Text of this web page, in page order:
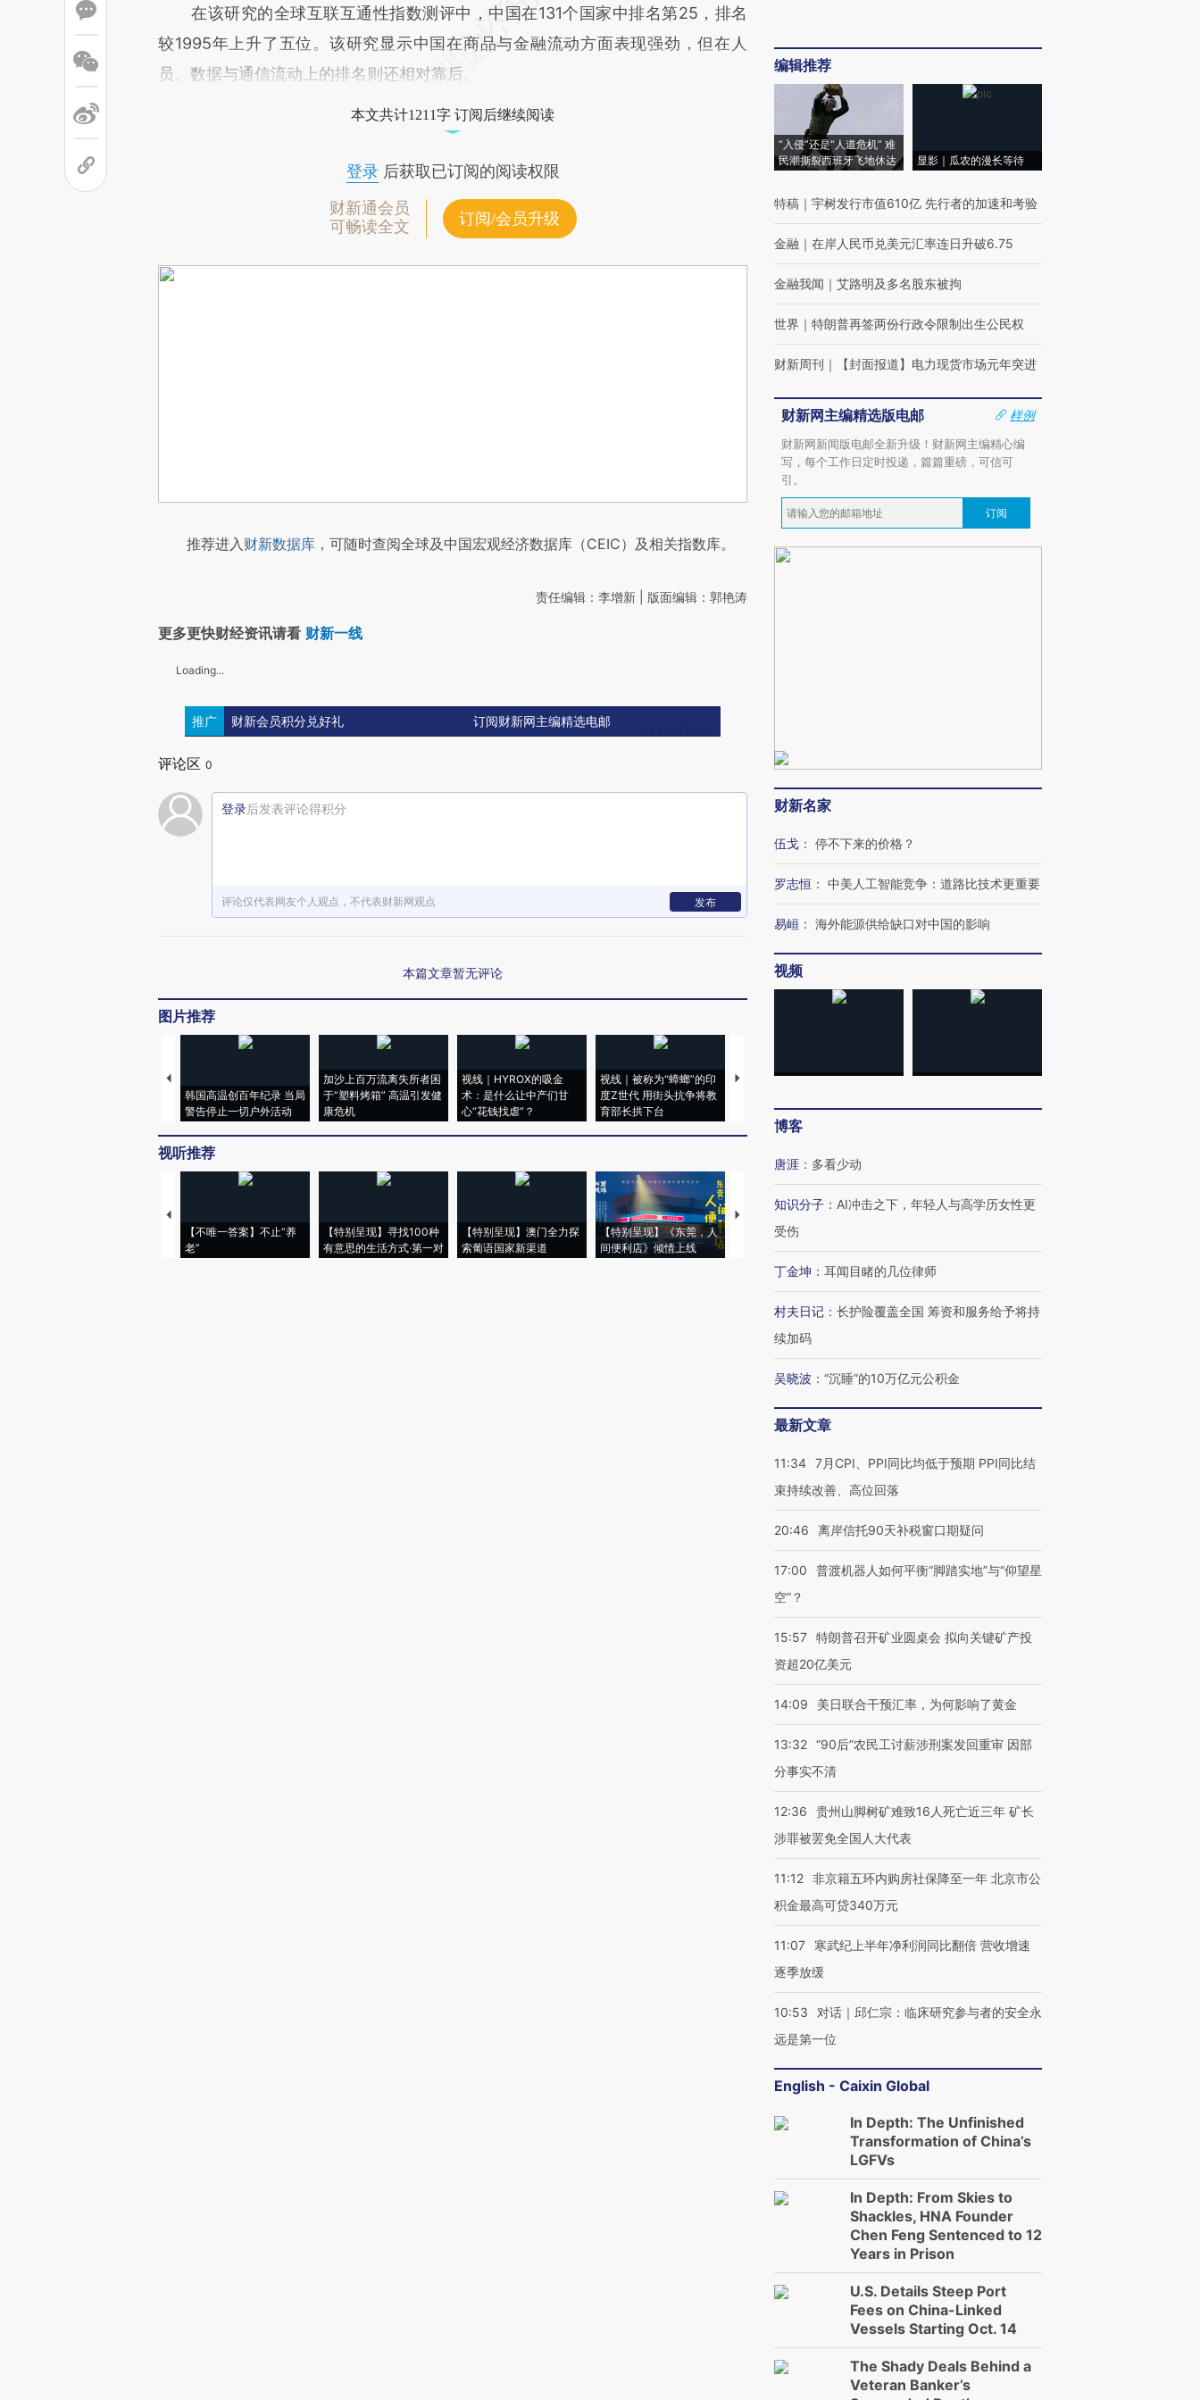
在该研究的全球互联互通性指数测评中，中国在131个国家中排名第25，排名
较1995年上升了五位。该研究显示中国在商品与金融流动方面表现强劲，但在人
员、数据与通信流动上的排名则还相对靠后。
本文共计1211字 订阅后继续阅读
登录后获取已订阅的阅读权限
财新通会员
可畅读全文
订阅/会员升级
推荐进入财新数据库 ，可随时查阅全球及中国宏观经济数据库（CEIC）及相关指数库。
责任编辑：李增新 | 版面编辑：郭艳涛
更多更快财经资讯请看 财新一线
Loading...
推广 财新会员积分兑好礼 订阅财新网主编精选电邮
评论区 0
登录后发表评论得积分
评论仅代表网友个人观点，不代表财新网观点 发布
本篇文章暂无评论
图片推荐
韩国高温创百年纪录 当局
警告停止一切户外活动
加沙上百万流离失所者困
于“塑料烤箱” 高温引发健
康危机
视线｜HYROX的吸金
术：是什么让中产们甘
心“花钱找虐”？
视线｜被称为“蟑螂”的印
度Z世代 用街头抗争将教
育部长拱下台
视线｜“入侵”还是“人道危
飞地休达
湖北宜昌局部短时降雨
4000人
哈尔滨遭遇短时极端强降
米
视听推荐
【不唯一答案】不止“养
老”
【特别呈现】寻找100种
有意思的生活方式·第一对
【特别呈现】澳门全力探
索葡语国家新渠道
【特别呈现】《东莞，人
间便利店》倾情上线
【推广】走进第四届链博
会，让数智科技“链”接产
有意思的生活方式·第三对
住三大增长引擎是什么？
编辑推荐
“入侵”还是“人道危机” 难
民潮撕裂西班牙飞地休达
显影｜瓜农的漫长等待
特稿 ｜ 宇树发行市值610亿 先行者的加速和考验
金融 ｜ 在岸人民币兑美元汇率连日升破6.75
金融我闻 ｜ 艾路明及多名股东被拘
世界 ｜ 特朗普再签两份行政令限制出生公民权
财新周刊 ｜ 【封面报道】电力现货市场元年突进
财新网主编精选版电邮
样例
财新网新闻版电邮全新升级！财新网主编精心编
写，每个工作日定时投递，篇篇重磅，可信可
引。
订阅
财新名家
伍戈 ： 停不下来的价格？
罗志恒 ： 中美人工智能竞争：道路比技术更重要
易峘 ： 海外能源供给缺口对中国的影响
视频
博客
唐涯 ： 多看少动
知识分子 ： AI冲击之下，年轻人与高学历女性更
受伤
丁金坤 ： 耳闻目睹的几位律师
村夫日记 ： 长护险覆盖全国 筹资和服务给予将持
续加码
吴晓波 ： “沉睡”的10万亿元公积金
最新文章
11:34 7月CPI、PPI同比均低于预期 PPI同比结
束持续改善、高位回落
20:46 离岸信托90天补税窗口期疑问
17:00
普渡机器人如何平衡“脚踏实地”与“仰望星
空”？
15:57 特朗普召开矿业圆桌会 拟向关键矿产投
资超20亿美元
14:09 美日联合干预汇率，为何影响了黄金
13:32 “90后”农民工讨薪涉刑案发回重审 因部
分事实不清
12:36
贵州山脚树矿难致16人死亡近三年 矿长
涉罪被罢免全国人大代表
11:12 非京籍五环内购房社保降至一年 北京市公
积金最高可贷340万元
11:07
寒武纪上半年净利润同比翻倍 营收增速
逐季放缓
10:53
对话｜邱仁宗：临床研究参与者的安全永
远是第一位
English - Caixin Global
In Depth: The Unfinished
Transformation of China’s
LGFVs
In Depth: From Skies to
Shackles, HNA Founder
Chen Feng Sentenced to 12
Years in Prison
U.S. Details Steep Port
Fees on China-Linked
Vessels Starting Oct. 14
The Shady Deals Behind a
Veteran Banker’s